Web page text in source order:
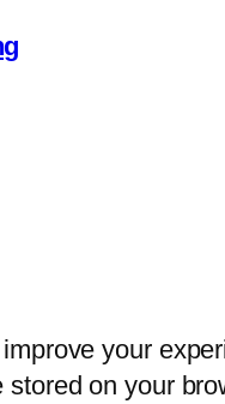
your
on your